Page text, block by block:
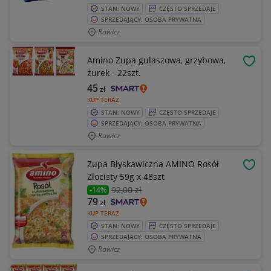
STAN: NOWY
CZĘSTO SPRZEDAJE
SPRZEDAJĄCY: OSOBA PRYWATNA
Rawicz
Amino Zupa gulaszowa, grzybowa,
żurek - 22szt.
KUP TERAZ
45zł
STAN: NOWY
CZĘSTO SPRZEDAJE
SPRZEDAJĄCY: OSOBA PRYWATNA
Rawicz
Zupa Błyskawiczna AMINO Rosół
Złocisty 59g x 48szt
-14% 92,00 zł
KUP TERAZ
79zł
STAN: NOWY
CZĘSTO SPRZEDAJE
SPRZEDAJĄCY: OSOBA PRYWATNA
Rawicz